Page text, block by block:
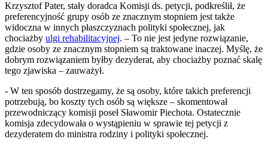
Krzysztof Pater, stały doradca Komisji ds. petycji, podkreślił, że
preferencyjność grupy osób ze znacznym stopniem jest także
widoczna w innych płaszczyznach polityki społecznej, jak
chociażby ulgi rehabilitacyjnej. – To nie jest jedyne rozwiązanie,
gdzie osoby ze znacznym stopniem są traktowane inaczej. Myślę, że
dobrym rozwiązaniem byłby dezyderat, aby chociażby poznać skalę
tego zjawiska – zauważył.
- W ten sposób dostrzegamy, że są osoby, które takich preferencji
potrzebują, bo koszty tych osób są większe – skomentował
przewodniczący komisji poseł Sławomir Piechota. Ostatecznie
komisja zdecydowała o wystąpieniu w sprawie tej petycji z
dezyderatem do ministra rodziny i polityki społecznej.